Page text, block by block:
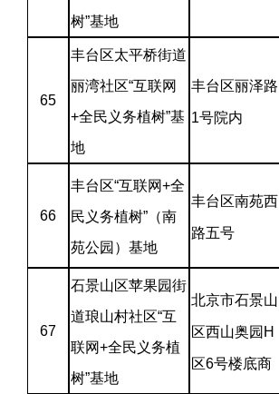
树”基地
65
丰台区太平桥街道
丽湾社区“互联网
+全民义务植树”基
地
丰台区丽泽路
1号院内
66
丰台区“互联网+全
民义务植树”（南
苑公园）基地
丰台区南苑西
路五号
67
石景山区苹果园街
道琅山村社区“互
联网+全民义务植
树”基地
北京市石景山
区西山奥园H
区6号楼底商